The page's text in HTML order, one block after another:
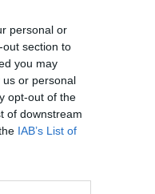
personal or
section to
you may
or personal
opt-out of the
of downstream
IAB’s List of
16.
Feyenoord zet deur
Ueda en Hadj
17.
Ajax helpt Burnley uit
afgeknipte sokken
Feyenoord onder
altijd ongeslagen: